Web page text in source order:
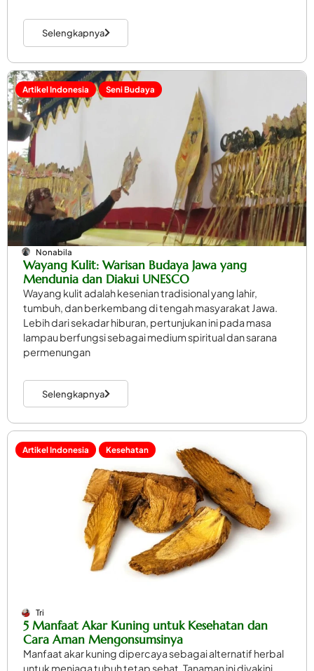
Selengkapnya
Artikel Indonesia Seni Budaya
Nonabila
Wayang Kulit: Warisan Budaya Jawa yang
Mendunia dan Diakui UNESCO
Wayang kulit adalah kesenian tradisional yang lahir,
tumbuh, dan berkembang di tengah masyarakat Jawa.
Lebih dari sekadar hiburan, pertunjukan ini pada masa
lampau berfungsi sebagai medium spiritual dan sarana
permenungan
Selengkapnya
Artikel Indonesia Kesehatan
Tri
5 Manfaat Akar Kuning untuk Kesehatan dan
Cara Aman Mengonsumsinya
Manfaat akar kuning dipercaya sebagai alternatif herbal
untuk menjaga tubuh tetap sehat. Tanaman ini diyakini